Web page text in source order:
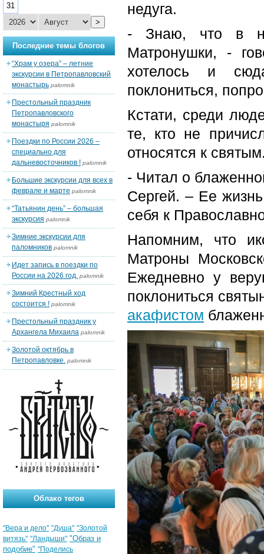
недуга.
- Знаю, что в
Матронушки, -
хотелось и
поклониться,
Кстати, среди
те, кто не
относятся к
- Читал о
Сергей. – Ее
себя к
Напомним, что
Матроны
Ежедневно у
поклониться
акафистом
31
>
Последние темы блогов
“Храм у озера” – летние
экскурсии в Петропавловский
монастырь palomnik
Престольный праздник
Петропавловского
монастыря palomnik
Поездки по России 2026 –
специально для
дальневосточников ! palomnik
Большие экскурсии для всех в
феврале и марте palomnik
“Татьянин день” – большая
экскурсия palomnik
Зимние экскурсии для
паломников palomnik
Идет запись в поездки по
России на 2026 год. palomnik
Зимний Крестный ход
состоится ! palomnik
Престольный праздник у
Архангела Михаила palomnik
Золотой октябрь в
Петропавловке. palomnik
Облако тегов
"Вера и дело" "Душа" "Золотой
витязь" "Ландыши" "Образ и
подобие" "Поделись